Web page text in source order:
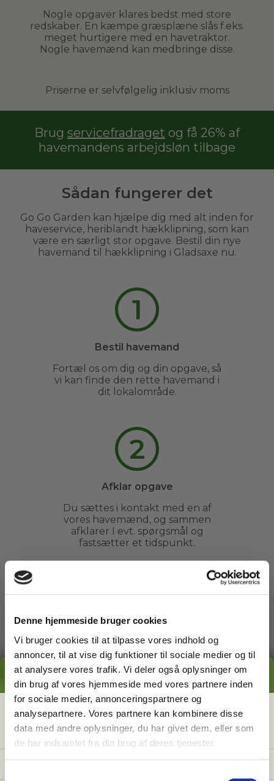
Denne hjemmeside bruger cookies
Vi bruger cookies til at tilpasse vores indhold og
annoncer, til at vise dig funktioner til sociale medier og til
at analysere vores trafik. Vi deler også oplysninger om
din brug af vores hjemmeside med vores partnere inden
for sociale medier, annonceringspartnere og
analysepartnere. Vores partnere kan kombinere disse
data med andre oplysninger, du har givet dem, eller som
de har indsamlet fra din brug af deres tjenester.
Nogle opgaver klares bedst med store
redskaber. En kæmpe græsplæne slås f.eks.
meget hurtigere med en havetraktor.
Nogle havemænd kan medbringe disse.
Priserne er selvfølgelig inklusiv moms
Brug servicefradraget og få 26% af
havemandens arbejdsløn tilbage
Sådan fungerer det
Go Go Garden kan hjælpe dig med alt inden for
haveservice, heriblandt hækklipning, som kan
være en særligt stor opgave. Bestil din nye
havemand til hækklipning i Gladsaxe nu.
1
Bestil havemand
Fortæl os om dig og din opgave, så
vi kan finde den rette havemand i
dit lokalområde.
2
Afklar opgave
Du sættes i kontakt med en af
vores havemænd, og sammen
afklarer I evt. spørgsmål og
fastsætter et tidspunkt.
3
Arbejdet udføres
Du kan slappe af, mens din
havemand ordner din have. Du
behøver ikke engang være
hjemme.
4
GRATIS PRISESTIMAT
Hvad koster detegentligat få
hjælp i haven?
Få vores prisguide med faste timepriser, eksempler